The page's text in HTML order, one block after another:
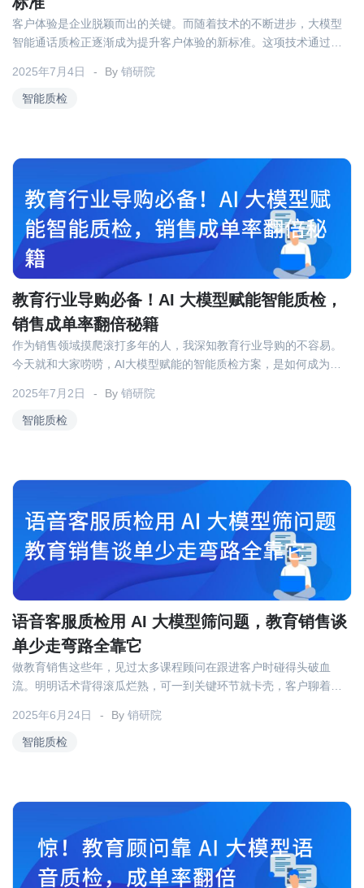
智能质检
2025年7月4日 By 销研院
客户体验是企业脱颖而出的关键。而随着技术的不断进步，大模型
智能通话质检正逐渐成为提升客户体验的新标准。这项技术通过结
面监控和优化，为企业提供了强大的竞争优势。
智能质检
教育行业导购必备！AI 大模型赋能智能质检，
销售成单率翻倍秘籍
2025年7月2日 By 销研院
作为销售领域摸爬滚打多年的人，我深知教育行业导购的不容易。
今天就和大家唠唠，AI大模型赋能的智能质检方案，是如何成为教
智能质检
语音客服质检用 AI 大模型筛问题，教育销售谈
单少走弯路全靠它
2025年6月24日 By 销研院
做教育销售这些年，见过太多课程顾问在跟进客户时碰得头破血
流。明明话术背得滚瓜烂熟，可一到关键环节就卡壳，客户聊着聊
高效谈单的门道。